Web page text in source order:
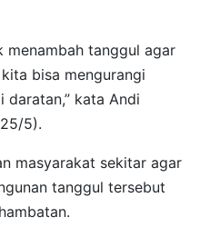
menambah tanggul agar
bisa mengurangi
kata Andi
5).
masyarakat sekitar agar
tanggul tersebut